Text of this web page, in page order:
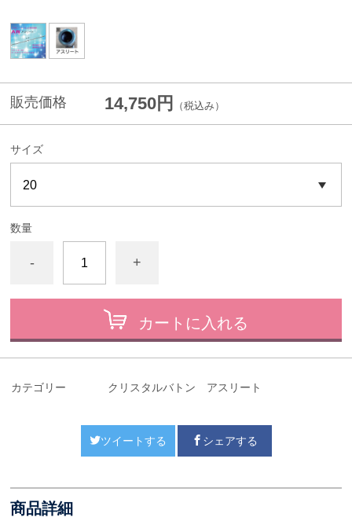
販売価格 14,750円 （税込み）
サイズ
数量
- +
カートに入れる
カテゴリー クリスタルバトン アスリート
ツイートする シェアする
商品詳細